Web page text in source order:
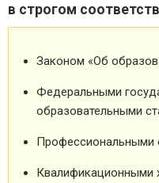
в строгом
Законом «Об
Федеральными
образовательными
Профессиональными
Квалификационными